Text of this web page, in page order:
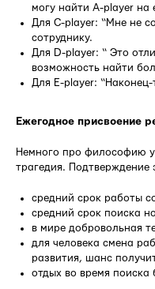
могу найти A-player на
Для C-player: “Мне не
сотруднику.
Для D-player: “ Это
возможность найти
Для E-player:
Ежегодное присвоение
Немного про философию
трагедия. Подтверждение
средний срок работы
средний срок поиска
в мире добровольная
для человека смена
развития, шанс
отдых во время поиска